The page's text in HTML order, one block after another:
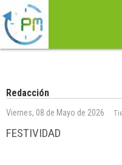
Redacción
Viernes, 08 de Mayo de 2026
FESTIVIDAD